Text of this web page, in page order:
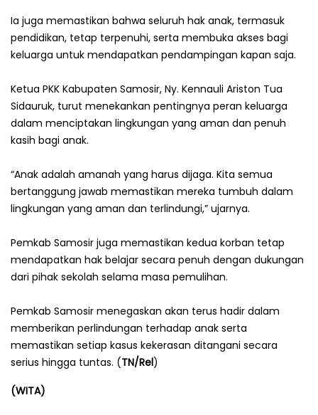
Ia juga memastikan bahwa seluruh hak anak, termasuk
pendidikan, tetap terpenuhi, serta membuka akses bagi
keluarga untuk mendapatkan pendampingan kapan saja.
Ketua PKK Kabupaten Samosir, Ny. Kennauli Ariston Tua
Sidauruk, turut menekankan pentingnya peran keluarga
dalam menciptakan lingkungan yang aman dan penuh
kasih bagi anak.
“Anak adalah amanah yang harus dijaga. Kita semua
bertanggung jawab memastikan mereka tumbuh dalam
lingkungan yang aman dan terlindungi,” ujarnya.
Pemkab Samosir juga memastikan kedua korban tetap
mendapatkan hak belajar secara penuh dengan dukungan
dari pihak sekolah selama masa pemulihan.
Pemkab Samosir menegaskan akan terus hadir dalam
memberikan perlindungan terhadap anak serta
memastikan setiap kasus kekerasan ditangani secara
serius hingga tuntas. (TN/Rel)
(WITA)